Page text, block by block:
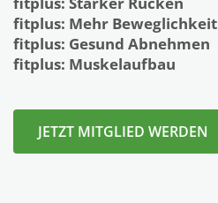
fitplus: Mehr Beweglichkeit
fitplus: Gesund Abnehmen
fitplus: Muskelaufbau
JETZT MITGLIED WERDEN